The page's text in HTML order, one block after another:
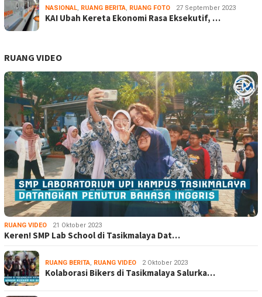
NASIONAL, RUANG BERITA, RUANG FOTO 27 September 2023
KAI Ubah Kereta Ekonomi Rasa Eksekutif, …
RUANG VIDEO
RUANG VIDEO 21 Oktober 2023
Keren! SMP Lab School di Tasikmalaya Dat…
RUANG BERITA, RUANG VIDEO 2 Oktober 2023
Kolaborasi Bikers di Tasikmalaya Salurka…